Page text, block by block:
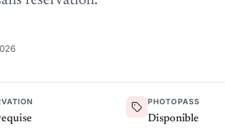
PHOTOPASS
Disponible